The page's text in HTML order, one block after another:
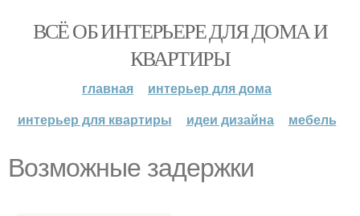
ВСЁ ОБ ИНТЕРЬЕРЕ ДЛЯ ДОМА И
КВАРТИРЫ
главная
интерьер для дома
интерьер для квартиры
идеи дизайна мебель
Возможные задержки